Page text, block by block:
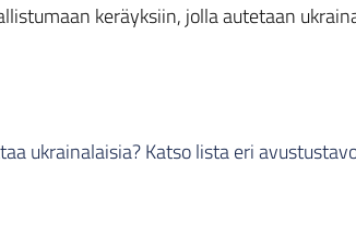
keräyksiin, jolla autetaan
ukrainalaisia? Katso lista eri